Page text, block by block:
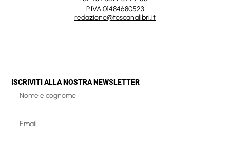
P.IVA 01484680523
redazione@toscanalibri.it
ISCRIVITI ALLA NOSTRA NEWSLETTER